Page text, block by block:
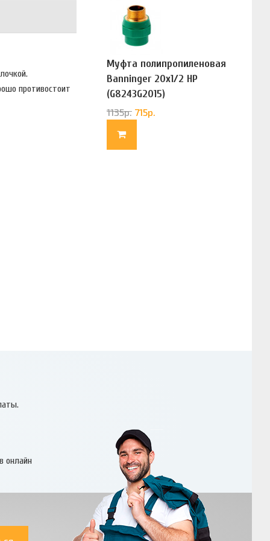
противостоит
Муфта полипропиленовая
Banninger 20х1/2 НР
(G8243G2015)
1135р. 715р.
онлайн